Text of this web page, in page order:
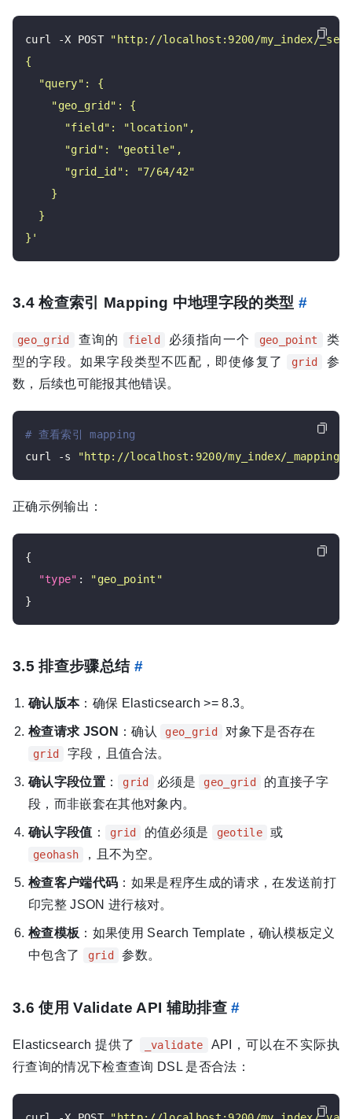
curl -X POST
"http://localhost:9200/my_index/
}'
3.4 检查索引 Mapping 中地理字段的类型 #
geo_grid 查询的 field 必须指向一个 geo_point
类
型的字段。如果字段类型不匹配，即使修复了
grid
参
数，后续也可能报其他错误。
# 查看索引 mapping
curl -s
"http://localhost:9200/my_index/_mapping"
正确示例输出：
{
"type" :
"geo_point"
3.5 排查步骤总结 #
确认版本：确保 Elasticsearch >= 8.3。
检查请求 JSON ：确认 geo_grid 对象下是否存在
grid 字段，且值合法。
确认字段位置： grid 必须是 geo_grid
的直接子字
段，而非嵌套在其他对象内。
确认字段值 ： grid 的值必须是 geotile 或
geohash ，且不为空。
检查客户端代码 ：如果是程序生成的请求，在发送前打
印完整 JSON 进行核对。
检查模板 ：如果使用 Search Template，确认模板定义
中包含了
grid 参数。
3.6 使用 Validate API 辅助排查#
Elasticsearch 提供了 _validate
API，可以在不实际执
行查询的情况下检查查询 DSL 是否合法：